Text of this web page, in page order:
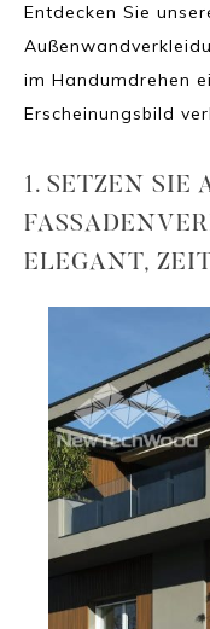
Entdecken Sie
im Handumdrehen
Erscheinungsbild
1. SETZEN SIE
ELEGANT,